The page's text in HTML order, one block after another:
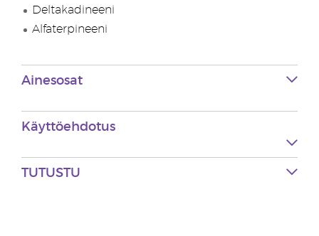
Deltakadineeni
Alfaterpineeni
Ainesosat
Käyttöehdotus
TUTUSTU